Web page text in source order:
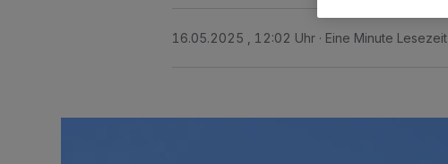
16.05.2025 , 12:02 Uhr Eine Minute Lesezeit